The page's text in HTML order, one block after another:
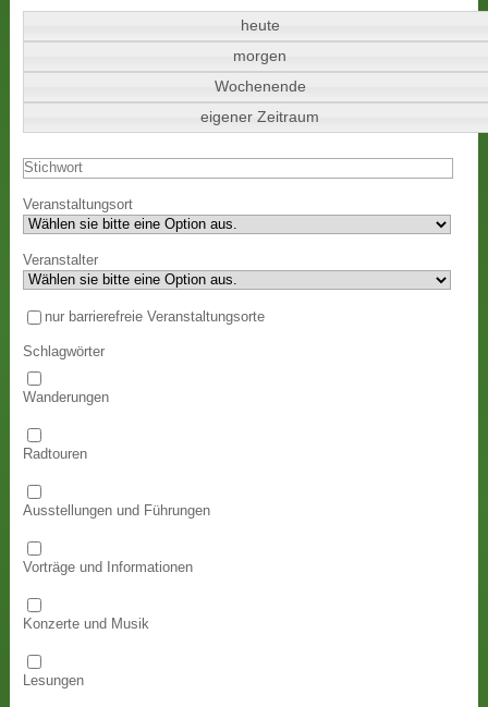
heute
morgen
Wochenende
eigener Zeitraum
Veranstaltungsort
Veranstalter
nur barrierefreie Veranstaltungsorte
Schlagwörter
Wanderungen
Radtouren
Ausstellungen und Führungen
Vorträge und Informationen
Konzerte und Musik
Lesungen